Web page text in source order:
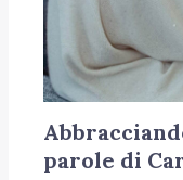
parole di